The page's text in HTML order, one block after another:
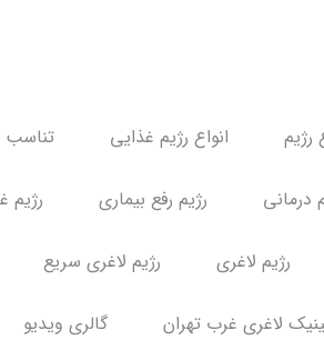
رژیم انواع رژیم غذایی تناسب
درمانی رژیم رفع بیماری رژیم
رژیم لاغری رژیم لاغری سریع
لاغری غرب تهران گالری ویدیو